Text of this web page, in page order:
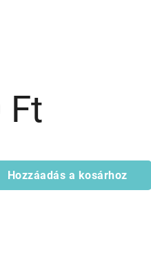
Ft
Hozzáadás a kosárhoz